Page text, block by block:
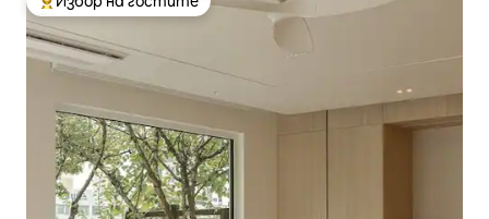
Най-популярен избор на гостите